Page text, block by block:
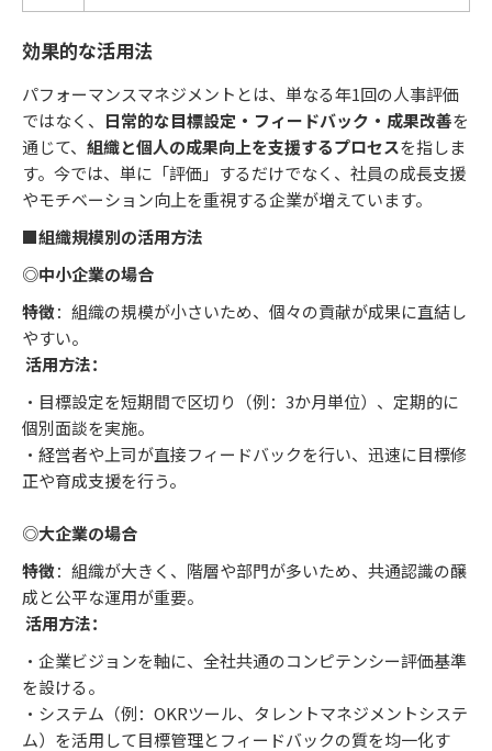
効果的な活用法
パフォーマンスマネジメントとは、単なる年1回の人事評価
ではなく、 日常的な目標設定・フィードバック・成果改善を
通じて、 組織と個人の成果向上を支援するプロセスを指しま
す。今では、単に「評価」するだけでなく、社員の成長支援
やモチベーション向上を重視する企業が増えています。
■組織規模別の活用方法
◎中小企業の場合
特徴：組織の規模が小さいため、個々の貢献が成果に直結し
やすい。
活用方法：
・目標設定を短期間で区切り（例：3か月単位）、定期的に
個別面談を実施。
・経営者や上司が直接フィードバックを行い、迅速に目標修
正や育成支援を行う。
◎大企業の場合
特徴：組織が大きく、階層や部門が多いため、共通認識の醸
成と公平な運用が重要。
活用方法：
・企業ビジョンを軸に、全社共通のコンピテンシー評価基準
を設ける。
・システム（例：OKRツール、タレントマネジメントシステ
ム）を活用して目標管理とフィードバックの質を均一化す